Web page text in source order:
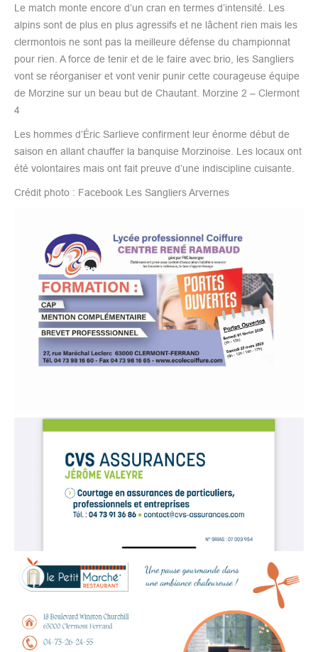
Le match monte encore d’un cran en termes d’intensité. Les
alpins sont de plus en plus agressifs et ne lâchent rien mais les
clermontois ne sont pas la meilleure défense du championnat
pour rien. A force de tenir et de le faire avec brio, les Sangliers
vont se réorganiser et vont venir punir cette courageuse équipe
de Morzine sur un beau but de Chautant. Morzine 2 – Clermont
4
Les hommes d’Éric Sarlieve confirment leur énorme début de
saison en allant chauffer la banquise Morzinoise. Les locaux ont
été volontaires mais ont fait preuve d’une indiscipline cuisante.
Crédit photo : Facebook Les Sangliers Arvernes